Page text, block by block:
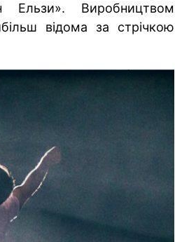
Ельзи». Виробництвом
відома за стрічкою